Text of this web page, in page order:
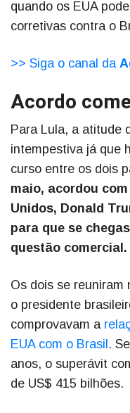
quando os EUA
corretivas contra o
>> Siga o canal da
Acordo
Para Lula, a atitude
intempestiva já que
curso entre os dois
maio, acordou
Unidos, Donald
para que se
questão comercial.
Os dois se reuniram
o presidente
comprovavam a
EUA com o Brasil .
anos, o superávit
de US$ 415 bilhões.